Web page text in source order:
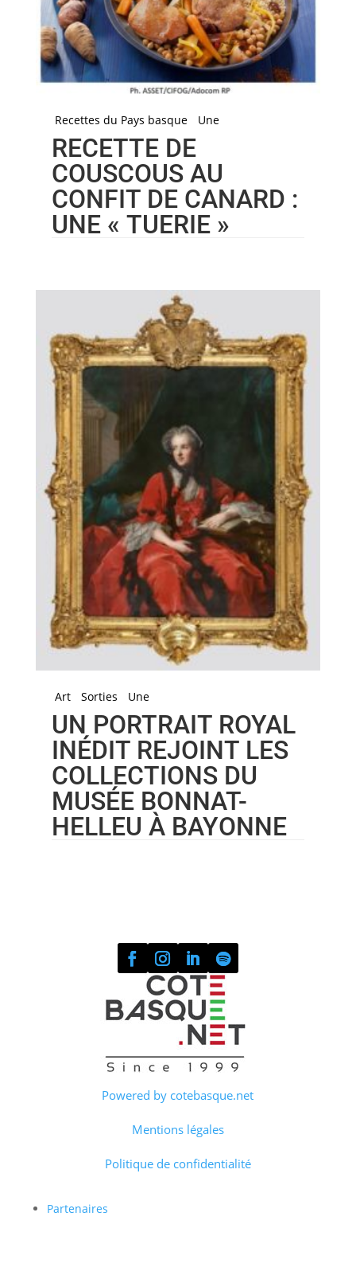
Recettes du Pays basque Une
RECETTE DE
COUSCOUS AU
CONFIT DE CANARD :
UNE « TUERIE »
Art Sorties Une
UN PORTRAIT ROYAL
INÉDIT REJOINT LES
COLLECTIONS DU
MUSÉE BONNAT-
HELLEU À BAYONNE
Powered by cotebasque.net
Mentions légales
Politique de confidentialité
Partenaires